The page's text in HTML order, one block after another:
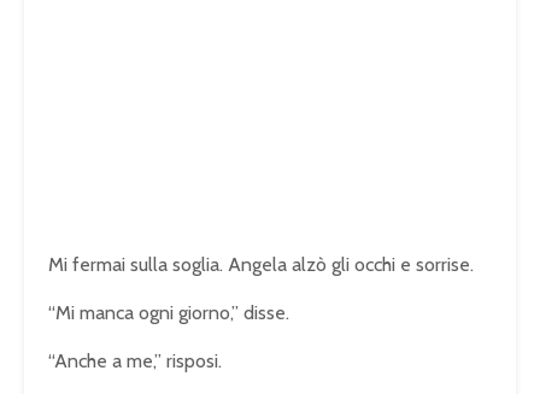
Mi fermai sulla soglia. Angela alzò gli occhi e sorrise.
“Mi manca ogni giorno,” disse.
“Anche a me,” risposi.